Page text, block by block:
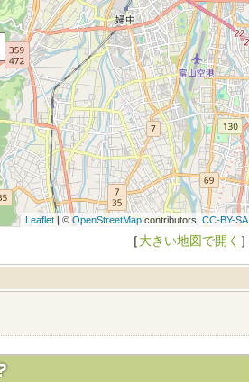
Leaflet| © OpenStreetMapcontributors, CC-BY-SA
［大きい地図で開く ］